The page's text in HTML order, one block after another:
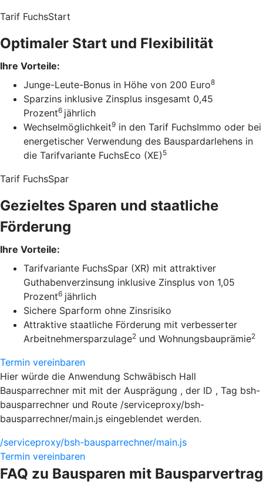
Tarif FuchsStart
Optimaler Start und Flexibilität
Ihre Vorteile:
Junge-Leute-Bonus in Höhe von 200 Euro8
Sparzins inklusive Zinsplus insgesamt 0,45
Prozent6 jährlich
Wechselmöglichkeit9 in den Tarif FuchsImmo oder bei
energetischer Verwendung des Bauspardarlehens in
die Tarifvariante FuchsEco (XE) 5
Tarif FuchsSpar
Gezieltes Sparen und staatliche
Förderung
Ihre Vorteile:
Tarifvariante FuchsSpar (XR) mit attraktiver
Guthabenverzinsung inklusive Zinsplus von 1,05
Prozent6 jährlich
Sichere Sparform ohne Zinsrisiko
Attraktive staatliche Förderung mit verbesserter
Arbeitnehmersparzulage2 und Wohnungsbauprämie2
Termin vereinbaren
Hier würde die Anwendung Schwäbisch Hall
Bausparrechner mit mit der Ausprägung , der ID , Tag bsh-
bausparrechner und Route /serviceproxy/bsh-
bausparrechner/main.js eingeblendet werden.
/serviceproxy/bsh-bausparrechner/main.js
Termin vereinbaren
FAQ zu Bausparen mit Bausparvertrag